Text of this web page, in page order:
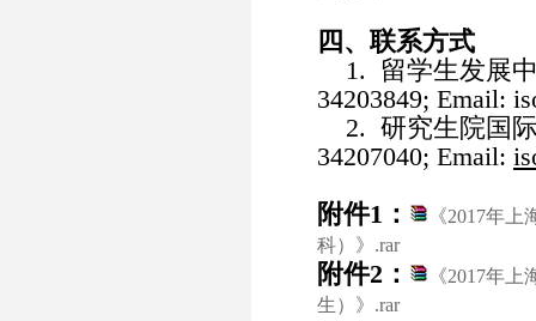
四、联系方式
1. 留学生发展中
34203849; Email:
2. 研究生院国际
34207040; Email:
附件1：
《2017年
科）》.rar
附件2：
《2017年
生）》.rar